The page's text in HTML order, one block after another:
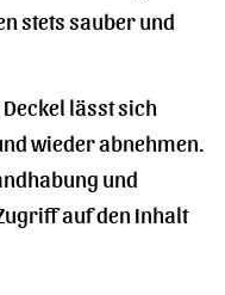
stets sauber und
lässt sich
wieder abnehmen.
und
auf den Inhalt